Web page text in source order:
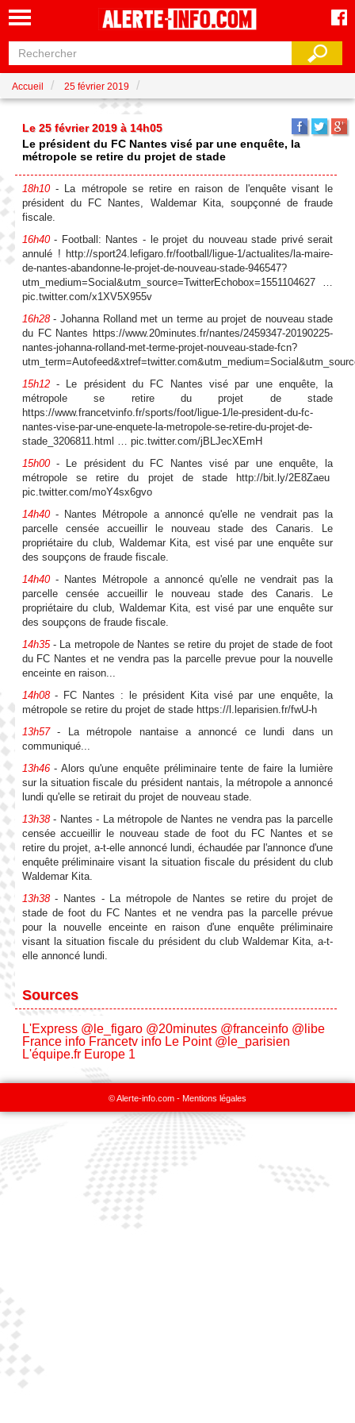
Accueil 25 février 2019
Le 25 février 2019 à 14h05
Le président du FC Nantes visé par une enquête, la
métropole se retire du projet de stade
18h10- La métropole se retire en raison de l'enquête visant le
président du FC Nantes, Waldemar Kita, soupçonné de fraude
fiscale.
16h40- Football: Nantes - le projet du nouveau stade privé serait
annulé ! http://sport24.lefigaro.fr/football/ligue-1/actualites/la-maire-
de-nantes-abandonne-le-projet-de-nouveau-stade-946547?
utm_medium=Social&utm_source=TwitterEchobox=1551104627 …
pic.twitter.com/x1XV5X955v
16h28- Johanna Rolland met un terme au projet de nouveau stade
du FC Nantes https://www.20minutes.fr/nantes/2459347-20190225-
nantes-johanna-rolland-met-terme-projet-nouveau-stade-fcn?
15h12- Le président du FC Nantes visé par une enquête, la
métropole se retire du projet de stade
https://www.francetvinfo.fr/sports/foot/ligue-1/le-president-du-fc-
nantes-vise-par-une-enquete-la-metropole-se-retire-du-projet-de-
stade_3206811.html … pic.twitter.com/jBLJecXEmH
15h00- Le président du FC Nantes visé par une enquête, la
métropole se retire du projet de stade http://bit.ly/2E8Zaeu
pic.twitter.com/moY4sx6gvo
14h40- Nantes Métropole a annoncé qu'elle ne vendrait pas la
parcelle censée accueillir le nouveau stade des Canaris. Le
propriétaire du club, Waldemar Kita, est visé par une enquête sur
des soupçons de fraude fiscale.
14h40- Nantes Métropole a annoncé qu'elle ne vendrait pas la
parcelle censée accueillir le nouveau stade des Canaris. Le
propriétaire du club, Waldemar Kita, est visé par une enquête sur
des soupçons de fraude fiscale.
14h35- La metropole de Nantes se retire du projet de stade de foot
du FC Nantes et ne vendra pas la parcelle prevue pour la nouvelle
enceinte en raison...
14h08- FC Nantes : le président Kita visé par une enquête, la
métropole se retire du projet de stade https://l.leparisien.fr/fwU-h
13h57- La métropole nantaise a annoncé ce lundi dans un
communiqué...
13h46- Alors qu'une enquête préliminaire tente de faire la lumière
sur la situation fiscale du président nantais, la métropole a annoncé
lundi qu'elle se retirait du projet de nouveau stade.
13h38- Nantes - La métropole de Nantes ne vendra pas la parcelle
censée accueillir le nouveau stade de foot du FC Nantes et se
retire du projet, a-t-elle annoncé lundi, échaudée par l'annonce d'une
enquête préliminaire visant la situation fiscale du président du club
Waldemar Kita.
13h38- Nantes - La métropole de Nantes se retire du projet de
stade de foot du FC Nantes et ne vendra pas la parcelle prévue
pour la nouvelle enceinte en raison d'une enquête préliminaire
visant la situation fiscale du président du club Waldemar Kita, a-t-
elle annoncé lundi.
Sources
L'Express @le_figaro @20minutes @franceinfo @libe
France info Francetv info Le Point @le_parisien
L'équipe.fr Europe 1
© Alerte-info.com - Mentions légales